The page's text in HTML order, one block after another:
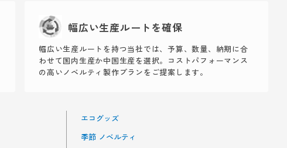
幅広い生産ルートを確保
幅広い生産ルートを持つ当社では、予算、数量、納期に合
わせて国内生産か中国生産を選択。コストパフォーマンス
の高いノベルティ製作プランをご提案します。
エコグッズ
季節 ノベルティ